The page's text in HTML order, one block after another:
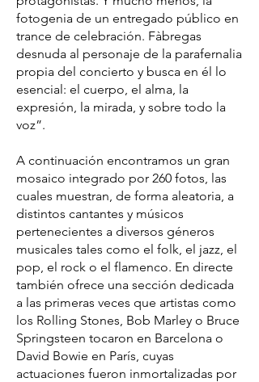
fotogenia de un entregado público en
trance de celebración. Fàbregas
desnuda al personaje de la parafernalia
propia del concierto y busca en él lo
esencial: el cuerpo, el alma, la
expresión, la mirada, y sobre todo la
voz”.
A continuación encontramos un gran
mosaico integrado por 260 fotos, las
cuales muestran, de forma aleatoria, a
distintos cantantes y músicos
pertenecientes a diversos géneros
musicales tales como el folk, el jazz, el
pop, el rock o el flamenco. En directe
también ofrece una sección dedicada
a las primeras veces que artistas como
los Rolling Stones, Bob Marley o Bruce
Springsteen tocaron en Barcelona o
David Bowie en París, cuyas
actuaciones fueron inmortalizadas por